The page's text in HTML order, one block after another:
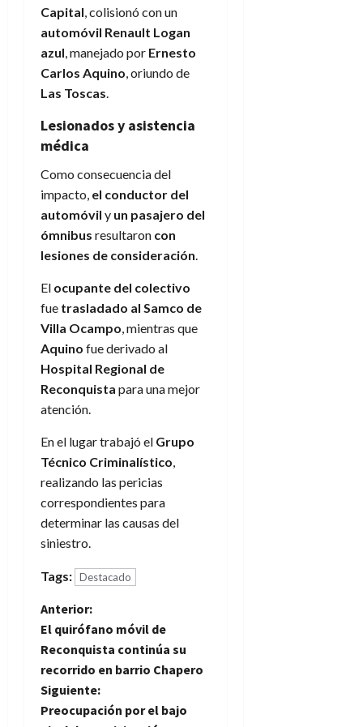
Capital , colisionó con un
automóvil Renault Logan
azul , manejado por Ernesto
Carlos Aquino , oriundo de
Las Toscas
Lesionados y asistencia
médica
Como consecuencia del
impacto, el conductor del
automóvil y un pasajero del
ómnibus resultaron con
lesiones de consideración
El ocupante del colectivo
fue trasladado al Samco de
Villa Ocampo , mientras que
Aquino fue derivado al
Hospital Regional de
Reconquista para una mejor
atención.
En el lugar trabajó el Grupo
Técnico Criminalístico
realizando las pericias
correspondientes para
determinar las causas del
siniestro.
Tags: Destacado
N
a
v
e
Anterior:
El quirófano móvil de
Reconquista continúa su
recorrido en barrio Chapero
Siguiente:
Preocupación por el bajo